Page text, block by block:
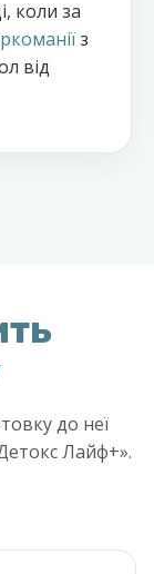
коли за
з
від
до неї
Лайф+».